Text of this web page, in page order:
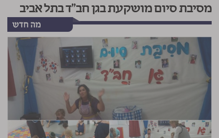
מסיבת סיום מושקעת בגן חב"ד בתל אביב